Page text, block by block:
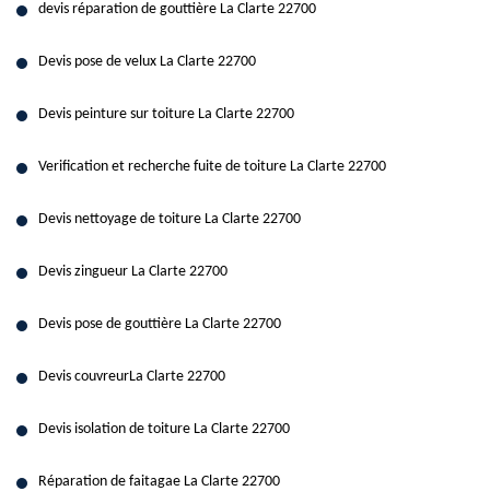
devis réparation de gouttière La Clarte 22700
Devis pose de velux La Clarte 22700
Devis peinture sur toiture La Clarte 22700
Verification et recherche fuite de toiture La Clarte 22700
Devis nettoyage de toiture La Clarte 22700
Devis zingueur La Clarte 22700
Devis pose de gouttière La Clarte 22700
Devis couvreurLa Clarte 22700
Devis isolation de toiture La Clarte 22700
Réparation de faitagae La Clarte 22700